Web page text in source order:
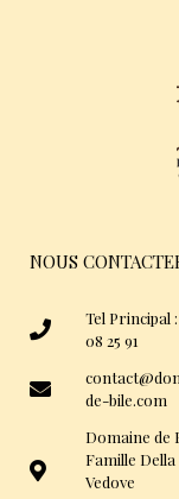
NOUS
Tel Principal :
08 25 91
de-bile.com
Domaine de
Famille Della
Vedove